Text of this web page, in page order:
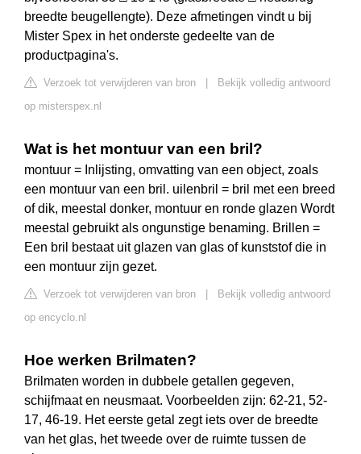
breedte beugellengte). Deze afmetingen vindt u bij
Mister Spex in het onderste gedeelte van de
productpagina's.
Verzoek tot verwijderen van bron
Bekijk volledig antwoord
op misterspex.nl
Wat is het montuur van een bril?
montuur = Inlijsting, omvatting van een object, zoals
een montuur van een bril. uilenbril = bril met een breed
of dik, meestal donker, montuur en ronde glazen Wordt
meestal gebruikt als ongunstige benaming. Brillen =
Een bril bestaat uit glazen van glas of kunststof die in
een montuur zijn gezet.
Verzoek tot verwijderen van bron
Bekijk volledig antwoord
op encyclo.nl
Hoe werken Brilmaten?
Brilmaten worden in dubbele getallen gegeven,
schijfmaat en neusmaat. Voorbeelden zijn: 62-21, 52-
17, 46-19. Het eerste getal zegt iets over de breedte
van het glas, het tweede over de ruimte tussen de